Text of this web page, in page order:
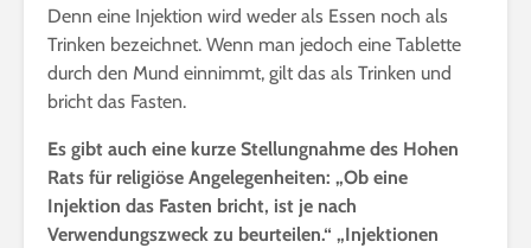
Denn eine Injektion wird weder als Essen noch als
Trinken bezeichnet. Wenn man jedoch eine Tablette
durch den Mund einnimmt, gilt das als Trinken und
bricht das Fasten.
Es gibt auch eine kurze Stellungnahme des Hohen
Rats für religiöse Angelegenheiten: „Ob eine
Injektion das Fasten bricht, ist je nach
Verwendungszweck zu beurteilen.“ „Injektionen